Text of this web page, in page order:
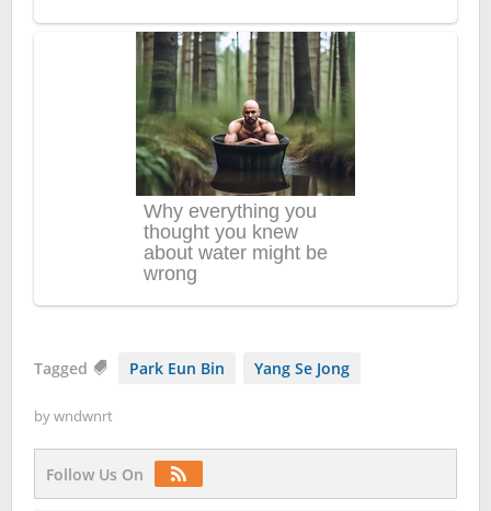
Tagged Park Eun Bin Yang Se Jong
bywndwnrt
Follow Us On